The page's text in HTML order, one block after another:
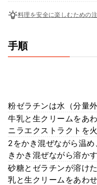
料理を安全に楽しむための
手順
粉ゼラチンは水（分量
牛乳と生クリームをあ
ニラエクストラクトを火
2をかき混ぜながら温
きかき混ぜながら溶かす
砂糖とゼラチンが溶け
乳と生クリームをあわ